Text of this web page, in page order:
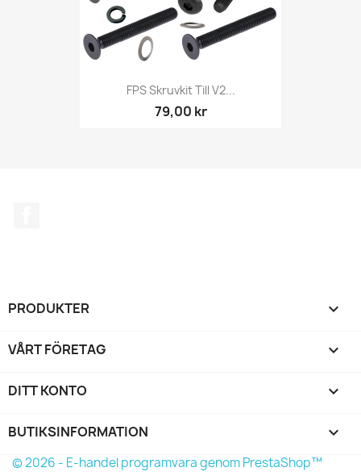
FPS Skruvkit Till V2...
79,00 kr
PRODUKTER 
VÅRT FÖRETAG 
DITT KONTO 
BUTIKSINFORMATION keyboard_arrow_down
© 2026 - E-handel programvara genom PrestaShop™